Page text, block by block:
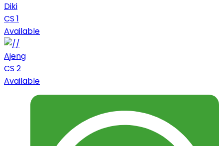
Diki
CS 1
Available
Ajeng
CS 2
Available